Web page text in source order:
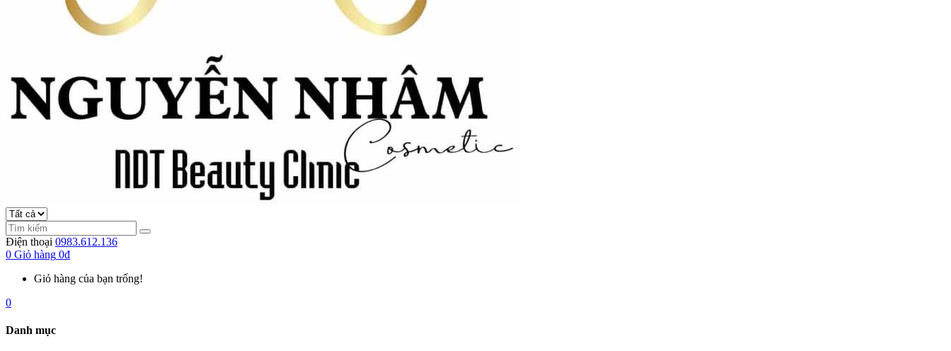
Điện thoại 0983.612.136
0 Giỏ hàng 0đ
Giỏ hàng của bạn trống!
0
Danh mục